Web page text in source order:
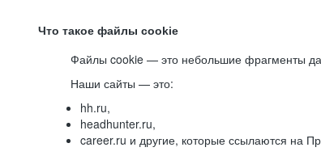
Что такое файлы cookie
Файлы cookie — это небольшие фрагменты
Наши сайты — это:
hh.ru,
headhunter.ru,
career.ru и другие, которые ссылаются на